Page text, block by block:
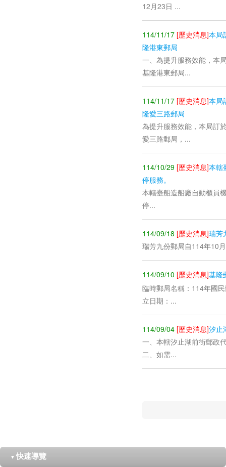
12月23日 ...
114/11/17 [歷史消息]本局
隆港東郵局
一、為提升服務效能，本
基隆港東郵局...
114/11/17 [歷史消息]本局
隆愛三路郵局
為提升服務效能，本局訂
愛三路郵局，...
114/10/29 [歷史消息]本轄
停服務。
本轄臺船造船廠自動櫃員
停...
114/09/18 [歷史消息]瑞芳
瑞芳九份郵局自114年10
114/09/10 [歷史消息]基隆
臨時郵局名稱：114年國
立日期：...
114/09/04 [歷史消息]汐止
一、本轄汐止湖前街郵政
二、如需...
▼ 快速導覽